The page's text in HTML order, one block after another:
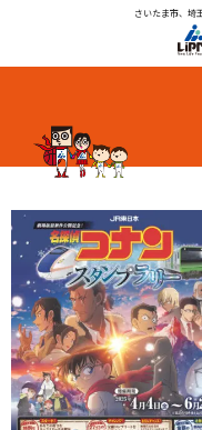
さいたま市、埼